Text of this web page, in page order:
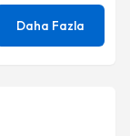
Daha Fazla